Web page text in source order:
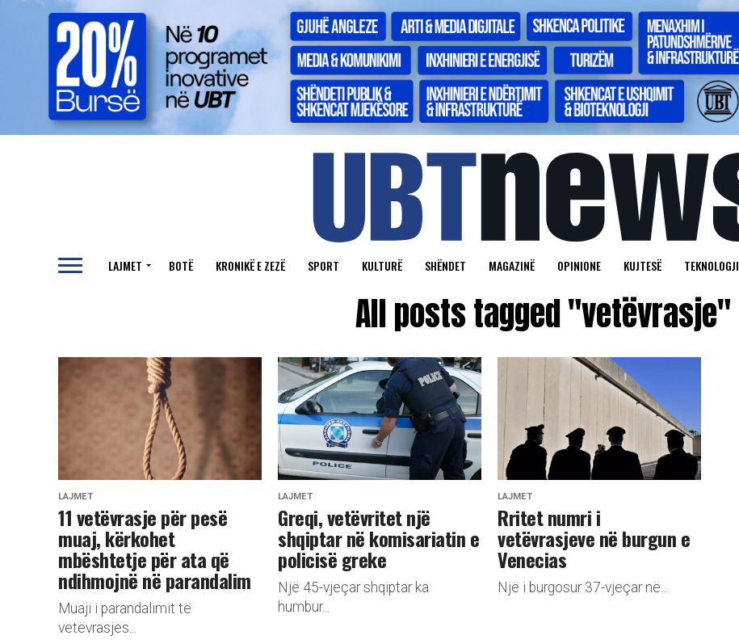
LAJMET BOTË KRONIKË E ZEZË SPORT KULTURË SHËNDET MAGAZINË OPINIONE KUJTESË TEKNOLOGJI
All posts tagged "vetëvrasje"
LAJMET
​11 vetëvrasje për pesë
muaj, kërkohet
mbështetje për ata që
ndihmojnë në parandalim
Muaji i parandalimit të
vetëvrasjes...
LAJMET
Greqi, vetëvritet një
shqiptar në komisariatin e
policisë greke
Një 45-vjeçar shqiptar ka
humbur...
LAJMET
​Rritet numri i
vetëvrasjeve në burgun e
Venecias
Një i burgosur 37-vjeçar në...